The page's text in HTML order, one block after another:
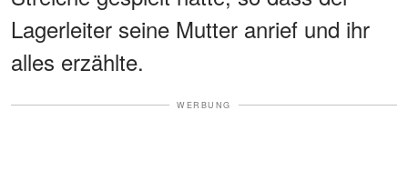
Lagerleiter seine Mutter anrief und ihr
alles erzählte.
WERBUNG